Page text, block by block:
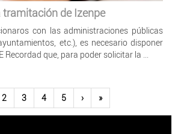
de Izenpe
con las administraciones públicas
etc.), es necesario disponer
Recordad que, para poder solicitar la ...
2 3 4 5 › »